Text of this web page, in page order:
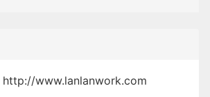
http://www.lanlanwork.com